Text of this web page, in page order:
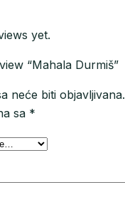
yet.
“Mahala Durmiš”
neće biti objavljivana.
sa *